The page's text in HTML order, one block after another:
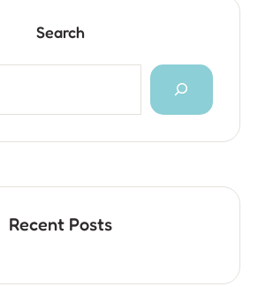
Search
Recent Posts